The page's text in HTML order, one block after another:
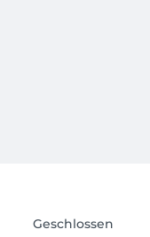
Geschlossen